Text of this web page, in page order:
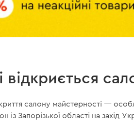
відкриється
салону майстерності —
із Запорізької області на захід